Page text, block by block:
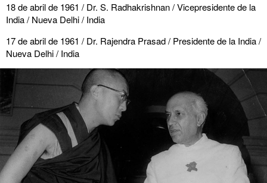
18 de abril de 1961 / Dr. S. Radhakrishnan / Vicepresidente de la
India / Nueva Delhi / India
17 de abril de 1961 / Dr. Rajendra Prasad / Presidente de la India /
Nueva Delhi / India